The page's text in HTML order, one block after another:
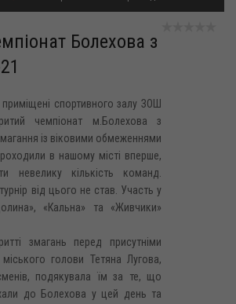
Болехова з
спортивного залу ЗОШ
чемпіонат м.Болехова з
із віковими обмеженнями
в нашому місті вперше,
невелику кількість команд.
від цього не став. Участь у
«Кальна» та «Живчики»
змагань перед присутніми
голови Тетяна Лугова,
подякувала їм за те, що
до Болехова у цей день та